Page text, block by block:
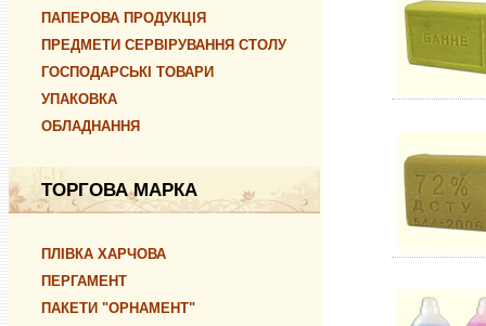
ПАПЕРОВА ПРОДУКЦІЯ
ПРЕДМЕТИ СЕРВІРУВАННЯ СТОЛУ
ГОСПОДАРСЬКІ ТОВАРИ
УПАКОВКА
ОБЛАДНАННЯ
ТОРГОВА МАРКА
ПЛІВКА ХАРЧОВА
ПЕРГАМЕНТ
ПАКЕТИ "ОРНАМЕНТ"